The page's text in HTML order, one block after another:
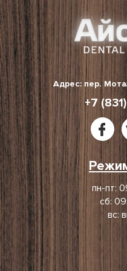
Skip
to
content
Адрес: пер.
+7
пн-пт:
сб:
вс: